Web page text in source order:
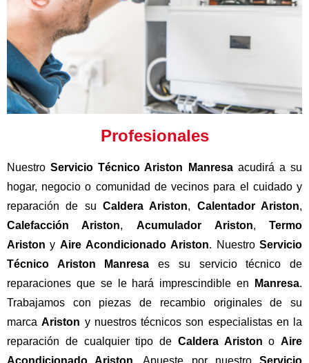
Profesionales
NuestroServicio Técnico Ariston Manresaacudirá a su
hogar, negocio o comunidad de vecinos para el cuidado y
reparación de su Caldera Ariston, Calentador Ariston,
Calefacción Ariston, Acumulador Ariston, Termo
Ariston y Aire Acondicionado Ariston. NuestroServicio
Técnico Ariston Manresa es su servicio técnico de
reparaciones que se le hará imprescindible en
Manresa.
Trabajamos con piezas de recambio originales de su
marcaAriston y nuestros técnicos son especialistas en la
reparación de cualquier tipo de Caldera Ariston o Aire